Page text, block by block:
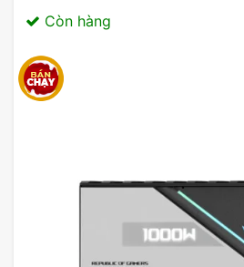
Còn hàng